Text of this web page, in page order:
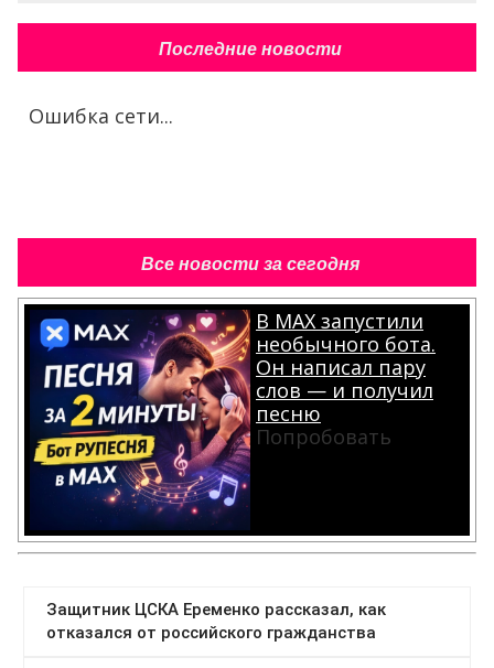
Последние новости
Ошибка сети...
Все новости за сегодня
В MAX запустили
необычного бота.
Он написал пару
слов — и получил
песню
Попробовать